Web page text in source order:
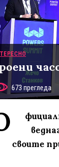
673 прегледа
своите